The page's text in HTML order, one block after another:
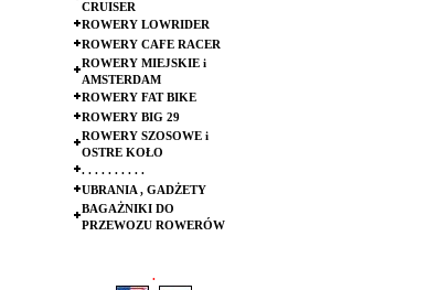
CRUISER
ROWERY LOWRIDER
ROWERY CAFE RACER
ROWERY MIEJSKIE i
AMSTERDAM
ROWERY FAT BIKE
ROWERY BIG 29
ROWERY SZOSOWE i
OSTRE KOŁO
. . . . . . . . . .
UBRANIA , GADŻETY
BAGAŻNIKI DO
PRZEWOZU ROWERÓW
.